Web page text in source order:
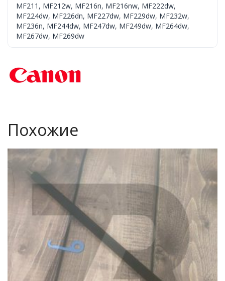
MF211 , MF212w, MF216n, MF216nw, MF222dw,
MF224dw, MF226dn, MF227dw, MF229dw, MF232w,
MF236n, MF244dw, MF247dw, MF249dw, MF264dw,
MF267dw, MF269dw
Похожие